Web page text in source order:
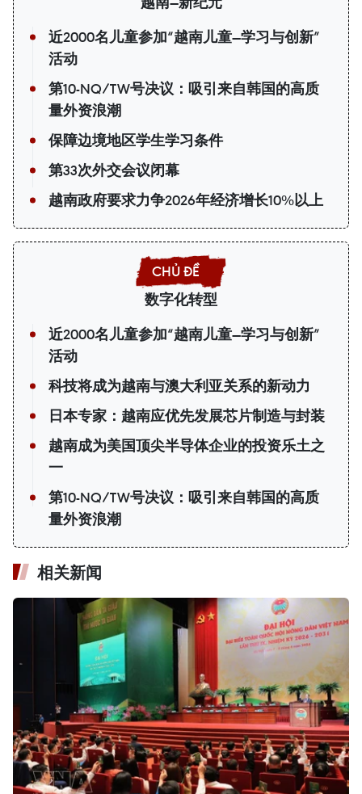
近2000名儿童参加“越南儿童—学习与创新”
活动
第10-NQ/TW号决议：吸引来自韩国的高质
量外资浪潮
保障边境地区学生学习条件
第33次外交会议闭幕
越南政府要求力争2026年经济增长10%以上
数字化转型
近2000名儿童参加“越南儿童—学习与创新”
活动
科技将成为越南与澳大利亚关系的新动力
日本专家：越南应优先发展芯片制造与封装
越南成为美国顶尖半导体企业的投资乐土之
一
第10-NQ/TW号决议：吸引来自韩国的高质
量外资浪潮
相关新闻